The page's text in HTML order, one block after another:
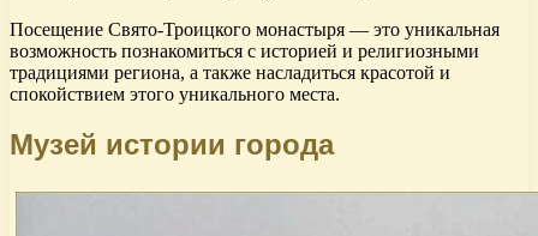
Посещение Свято-Троицкого монастыря — это уникальная
возможность познакомиться с историей и религиозными
традициями региона, а также насладиться красотой и
спокойствием этого уникального места.
Музей истории города